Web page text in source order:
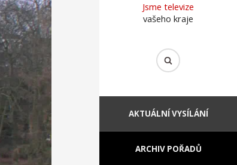
Jsme televize
vašeho kraje
AKTUÁLNÍ VYSÍLÁNÍ
ARCHIV POŘADŮ